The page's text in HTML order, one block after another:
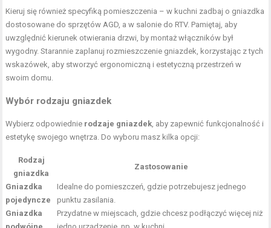
Kieruj się również specyfiką pomieszczenia – w kuchni zadbaj o gniazdka
dostosowane do sprzętów AGD, a w salonie do RTV. Pamiętaj, aby
uwzględnić kierunek otwierania drzwi, by montaż włączników był
wygodny. Starannie zaplanuj rozmieszczenie gniazdek, korzystając z tych
wskazówek, aby stworzyć ergonomiczną i estetyczną przestrzeń w
swoim domu.
Wybór rodzaju gniazdek
Wybierz odpowiednie rodzaje gniazdek , aby zapewnić funkcjonalność i
estetykę swojego wnętrza. Do wyboru masz kilka opcji:
Rodzaj
gniazdka
Zastosowanie
Gniazdka
pojedyncze
Idealne do pomieszczeń, gdzie potrzebujesz jednego
punktu zasilania.
Gniazdka
Przydatne w miejscach, gdzie chcesz podłączyć więcej niż